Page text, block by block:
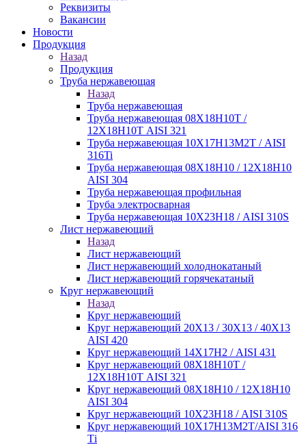
Реквизиты
Вакансии
Новости
Продукция
Назад
Продукция
Труба нержавеющая
Назад
Труба нержавеющая
Труба нержавеющая 08Х18Н10Т /
12Х18Н10Т AISI 321
Труба нержавеющая 10Х17Н13М2Т / AISI
316Ti
Труба нержавеющая 08Х18Н10 / 12Х18Н10
AISI 304
Труба нержавеющая профильная
Труба электросварная
Труба нержавеющая 10Х23Н18 / AISI 310S
Лист нержавеющий
Назад
Лист нержавеющий
Лист нержавеющий холоднокатаный
Лист нержавеющий горячекатаный
Круг нержавеющий
Назад
Круг нержавеющий
Круг нержавеющий 20Х13 / 30Х13 / 40Х13
AISI 420
Круг нержавеющий 14Х17Н2 / AISI 431
Круг нержавеющий 08Х18Н10Т /
12Х18Н10Т AISI 321
Круг нержавеющий 08Х18Н10 / 12Х18Н10
AISI 304
Круг нержавеющий 10Х23Н18 / AISI 310S
Круг нержавеющий 10Х17Н13М2Т/AISI 316
Тi